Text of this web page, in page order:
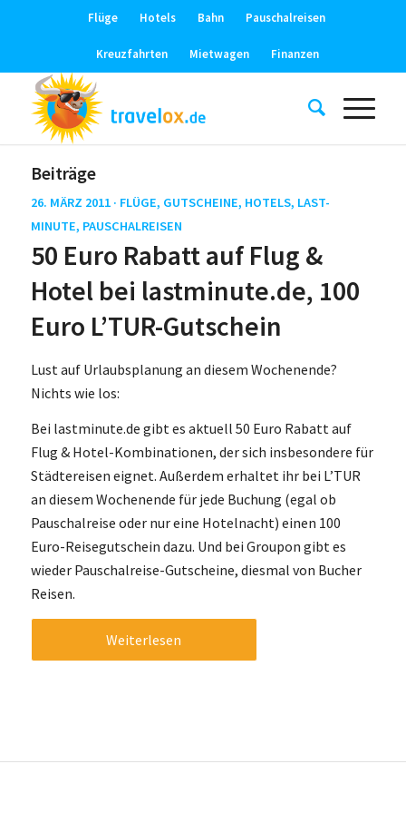
Flüge Hotels Bahn Pauschalreisen
Kreuzfahrten Mietwagen Finanzen
Beiträge
26. MÄRZ 2011 · FLÜGE, GUTSCHEINE, HOTELS, LAST-
MINUTE, PAUSCHALREISEN
50 Euro Rabatt auf Flug &
Hotel bei lastminute.de, 100
Euro L’TUR-Gutschein
Lust auf Urlaubsplanung an diesem Wochenende?
Nichts wie los:
Bei lastminute.de gibt es aktuell 50 Euro Rabatt auf
Flug & Hotel-Kombinationen, der sich insbesondere für
Städtereisen eignet. Außerdem erhaltet ihr bei L’TUR
an diesem Wochenende für jede Buchung (egal ob
Pauschalreise oder nur eine Hotelnacht) einen 100
Euro-Reisegutschein dazu. Und bei Groupon gibt es
wieder Pauschalreise-Gutscheine, diesmal von Bucher
Reisen.
Weiterlesen